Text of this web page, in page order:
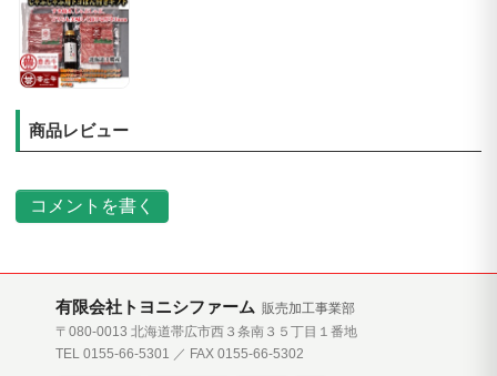
商品レビュー
コメントを書く
有限会社トヨニシファーム 販売加工事業部
〒080-0013 北海道帯広市西３条南３５丁目１番地
TEL 0155-66-5301 ／ FAX 0155-66-5302